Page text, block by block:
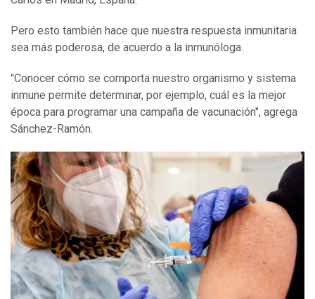
Pero esto también hace que nuestra respuesta inmunitaria
sea más poderosa, de acuerdo a la inmunóloga.
"Conocer cómo se comporta nuestro organismo y sistema
inmune permite determinar, por ejemplo, cuál es la mejor
época para programar una campaña de vacunación", agrega
Sánchez-Ramón.